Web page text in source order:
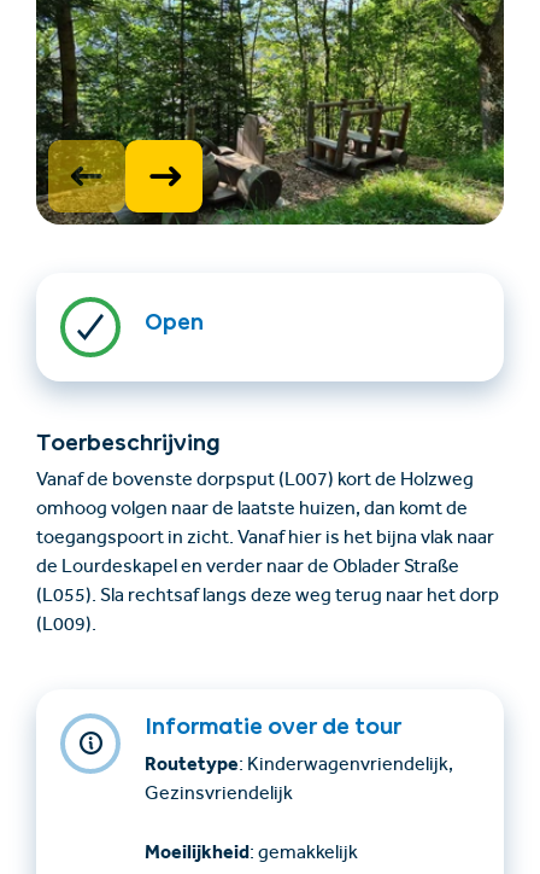
Open
Toerbeschrijving
Vanaf de bovenste dorpsput (L007) kort de Holzweg
omhoog volgen naar de laatste huizen, dan komt de
toegangspoort in zicht. Vanaf hier is het bijna vlak naar
de Lourdeskapel en verder naar de Oblader Straße
(L055). Sla rechtsaf langs deze weg terug naar het dorp
(L009).
Informatie over de tour
Routetype: Kinderwagenvriendelijk,
Gezinsvriendelijk
Moeilijkheid: gemakkelijk